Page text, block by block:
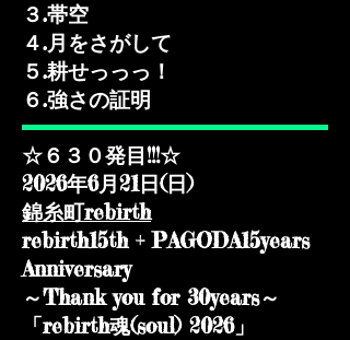
３.帯空
４.月をさがして
５.耕せっっっ！
６.強さの証明
☆６３０発目!!!☆
2026年6月21日(日)
錦糸町rebirth
rebirth15th + PAGODA15years
Anniversary
～Thank you for 30years～
「rebirth魂(soul) 2026」